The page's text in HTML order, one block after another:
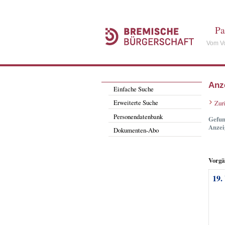
Vom
Einfache Suche
Erweiterte Suche
Personendatenbank
Dokumenten-Abo